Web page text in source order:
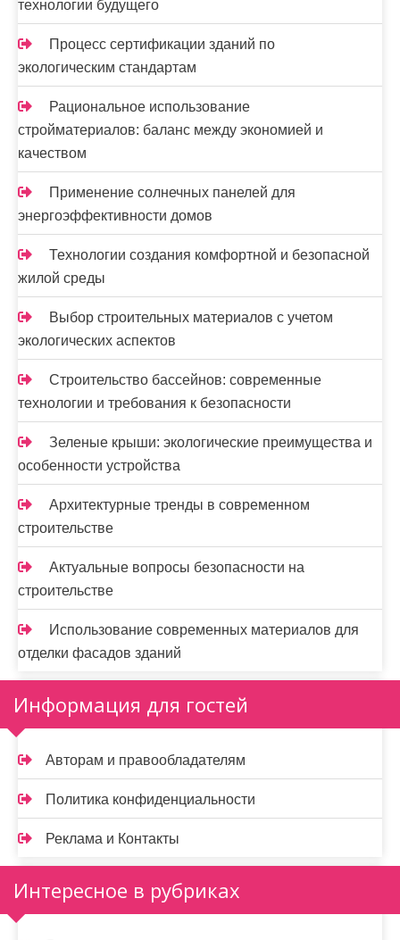
я
м
технологии будущего
Процесс сертификации зданий по
экологическим стандартам
Рациональное использование
стройматериалов: баланс между экономией и
качеством
Применение солнечных панелей для
энергоэффективности домов
Технологии создания комфортной и безопасной
жилой среды
Выбор строительных материалов с учетом
экологических аспектов
Строительство бассейнов: современные
технологии и требования к безопасности
Зеленые крыши: экологические преимущества и
особенности устройства
Архитектурные тренды в современном
строительстве
Актуальные вопросы безопасности на
строительстве
Использование современных материалов для
отделки фасадов зданий
Информация для гостей
Авторам и правообладателям
Политика конфиденциальности
Реклама и Контакты
Интересное в рубриках